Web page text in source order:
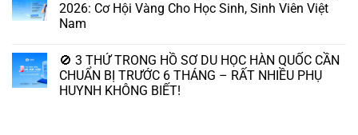
2026: Cơ Hội Vàng Cho Học Sinh, Sinh Viên Việt
Nam
🚫 3 THỨ TRONG HỒ SƠ DU HỌC HÀN QUỐC CẦN
CHUẨN BỊ TRƯỚC 6 THÁNG – RẤT NHIỀU PHỤ
HUYNH KHÔNG BIẾT!